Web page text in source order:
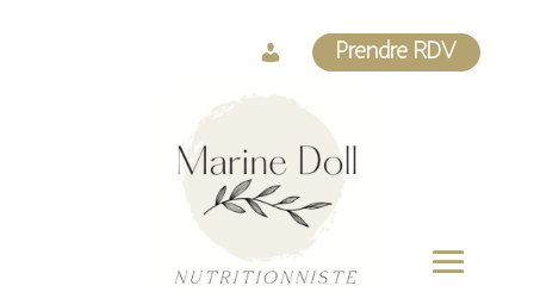
Log
In
Prendre RDV